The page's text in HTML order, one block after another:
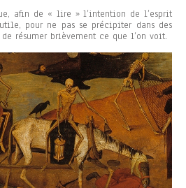
afin de « lire » l’intention de l’esprit
pour ne pas se précipiter dans des
résumer brièvement ce que l’on voit.